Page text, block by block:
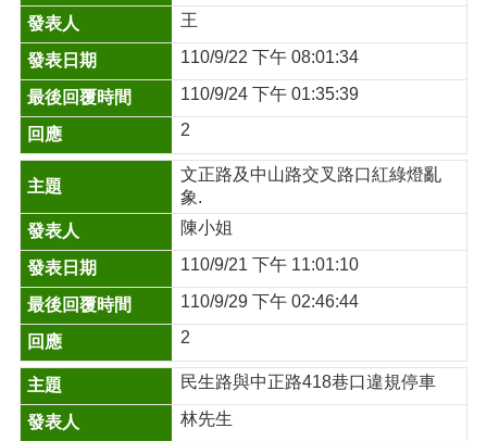
王
110/9/22 下午 08:01:34
110/9/24 下午 01:35:39
2
文正路及中山路交叉路口紅綠燈亂
象.
陳小姐
110/9/21 下午 11:01:10
110/9/29 下午 02:46:44
2
民生路與中正路418巷口違規停車
林先生